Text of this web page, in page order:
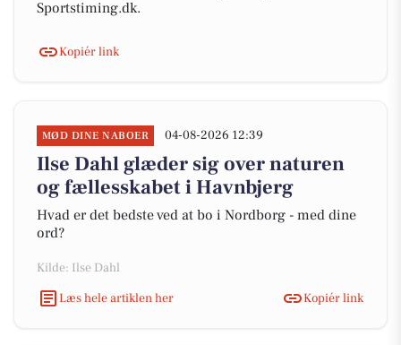
Sportstiming.dk.
Kopiér link
MØD DINE NABOER 04-08-2026 12:39
Ilse Dahl glæder sig over naturen
og fællesskabet i Havnbjerg
Hvad er det bedste ved at bo i Nordborg - med dine
ord?
Kilde: Ilse Dahl
Læs hele artiklen her
Kopiér link